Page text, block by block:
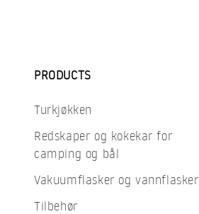
PRODUCTS
Turkjøkken
Redskaper og kokekar for
camping og bål
Vakuumflasker og vannflasker
Tilbehør